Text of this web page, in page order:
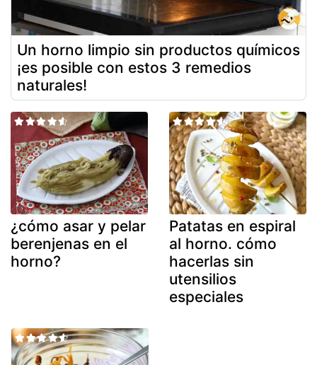
Un horno limpio sin productos químicos
¡es posible con estos 3 remedios
naturales!
¿cómo asar y pelar
berenjenas en el
horno?
Patatas en espiral
al horno. cómo
hacerlas sin
utensilios
especiales